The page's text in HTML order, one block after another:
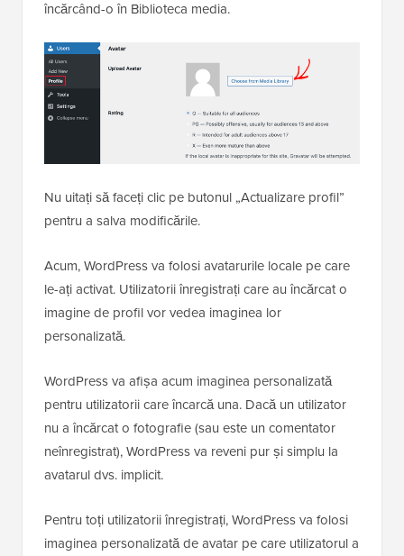
încărcând-o în Biblioteca media.
Nu uitați să faceți clic pe butonul „Actualizare profil”
pentru a salva modificările.
Acum, WordPress va folosi avatarurile locale pe care
le-ați activat. Utilizatorii înregistrați care au încărcat o
imagine de profil vor vedea imaginea lor
personalizată.
WordPress va afișa acum imaginea personalizată
pentru utilizatorii care încarcă una. Dacă un utilizator
nu a încărcat o fotografie (sau este un comentator
neînregistrat), WordPress va reveni pur și simplu la
avatarul dvs. implicit.
Pentru toți utilizatorii înregistrați, WordPress va folosi
imaginea personalizată de avatar pe care utilizatorul a